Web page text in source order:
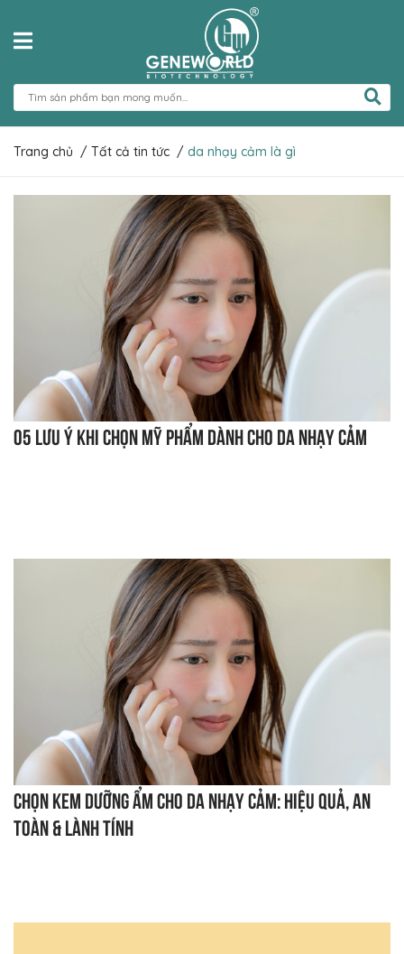
Trang chủ / Tất cả tin tức / da nhạy cảm là gì
05 lưu ý khi chọn mỹ phẩm dành cho da nhạy cảm
Chọn kem dưỡng ẩm cho da nhạy cảm: Hiệu quả, an
toàn & lành tính